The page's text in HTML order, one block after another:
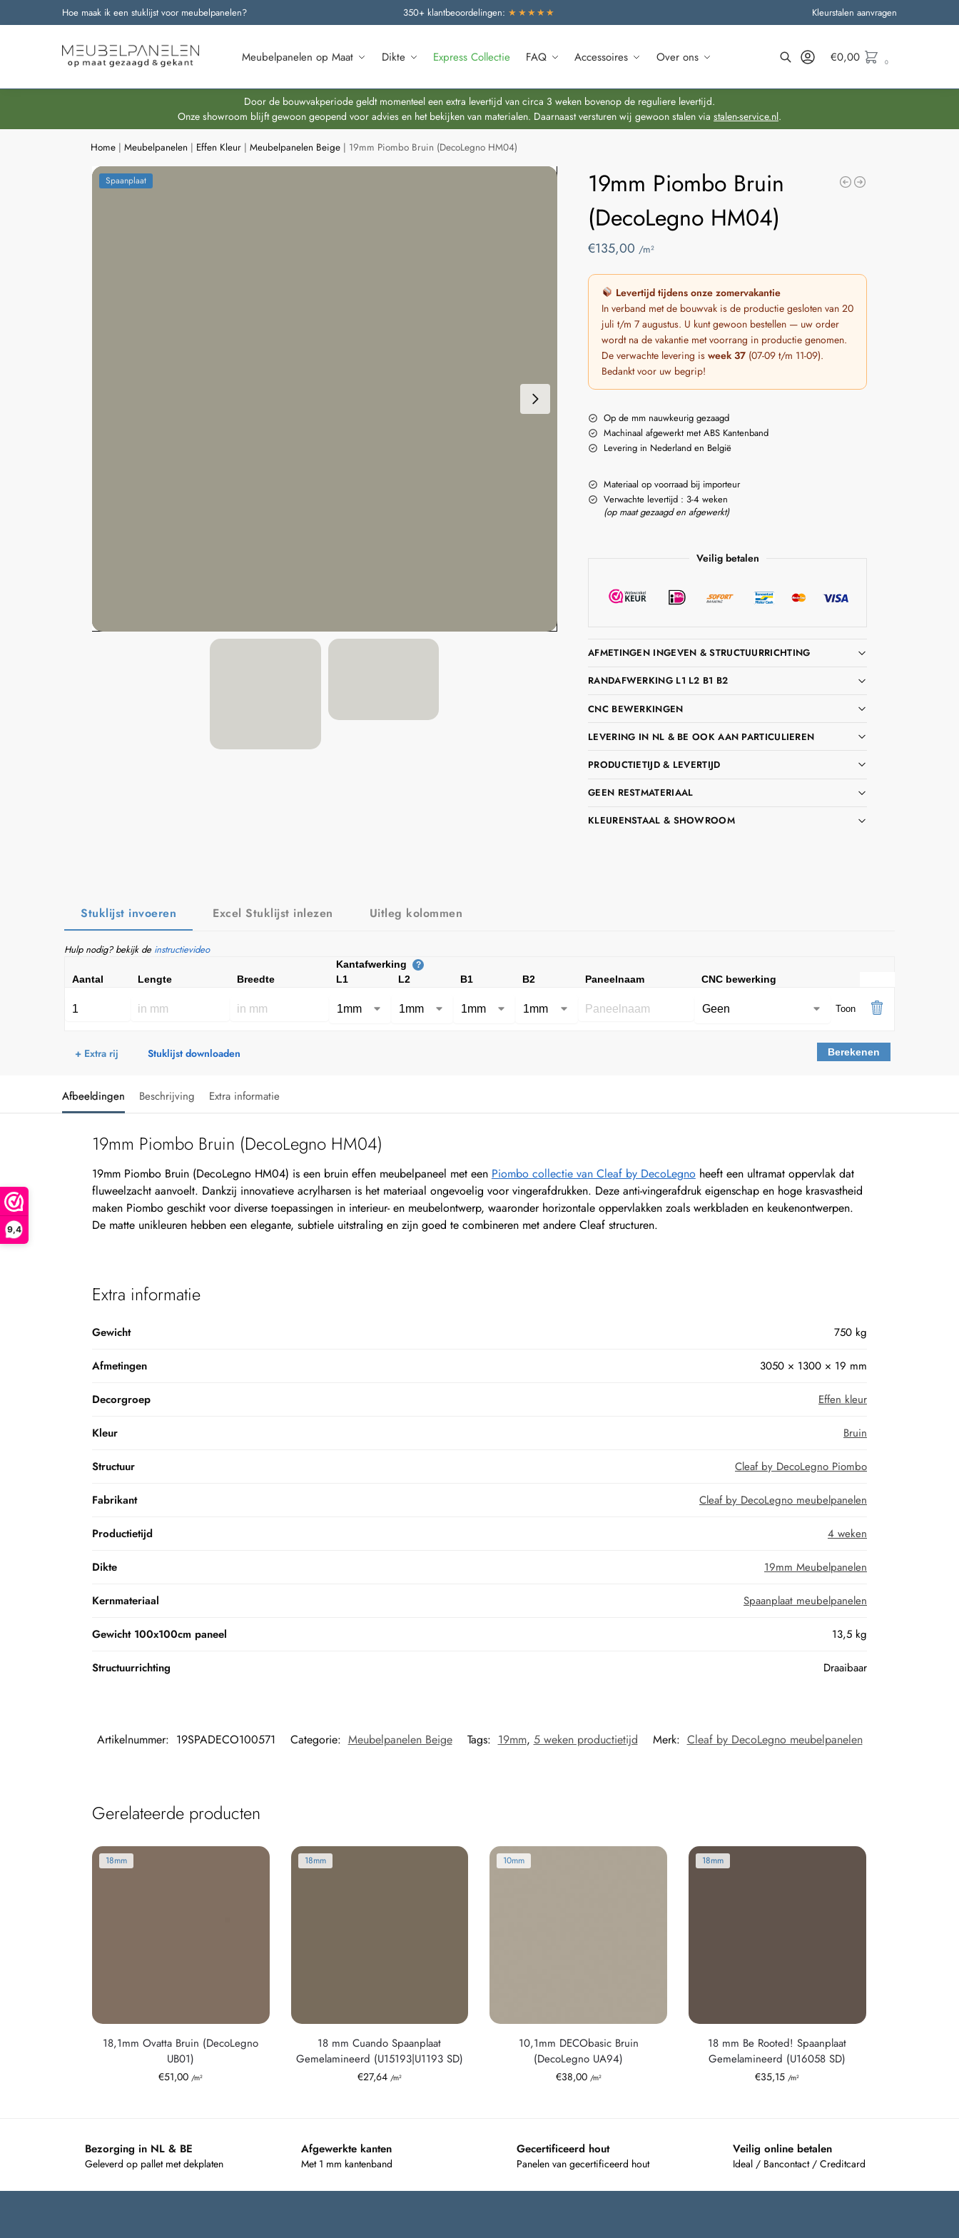
9,4
Hoe maak ik een stuklijst voor meubelpanelen? 350+ klantbeoordelingen: ★★★★★ Kleurstalen aanvragen
Meubelpanelen op Maat Dikte Express Collectie FAQ Accessoires Over ons
Onze nieuwste producten
€0,00 0
Door de bouwvakperiode geldt momenteel een extra levertijd van circa 3 weken bovenop de reguliere levertijd.
Onze showroom blijft gewoon geopend voor advies en het bekijken van materialen. Daarnaast versturen wij gewoon stalen via stalen-service.nl.
Home |Meubelpanelen | Effen Kleur |Meubelpanelen Beige | 19mm Piombo Bruin (DecoLegno HM04)
Spaanplaat
19mm Piombo Bruin
(DecoLegno HM04)
€135,00 /m²
Levertijd tijdens onze zomervakantie
In verband met de bouwvak is de productie gesloten van 20
juli t/m 7 augustus. U kunt gewoon bestellen — uw order
wordt na de vakantie met voorrang in productie genomen.
De verwachte levering isweek 37 (07-09 t/m 11-09).
Bedankt voor uw begrip!
Op de mm nauwkeurig gezaagd
Machinaal afgewerkt met ABS Kantenband
Levering in Nederland en België
Materiaal op voorraad bij importeur
Verwachte levertijd : 3-4 weken
(op maat gezaagd en afgewerkt)
Veilig betalen
AFMETINGEN INGEVEN & STRUCTUURRICHTING
RANDAFWERKING L1 L2 B1 B2
CNC BEWERKINGEN
LEVERING IN NL & BE OOK AAN PARTICULIEREN
PRODUCTIETIJD & LEVERTIJD
GEEN RESTMATERIAAL
KLEURENSTAAL & SHOWROOM
Stuklijst invoeren Excel Stuklijst inlezen Uitleg kolommen
Hulp nodig? bekijk de instructievideo
Kantafwerking ?
Aantal Lengte Breedte L1 L2 B1 B2 Paneelnaam CNC bewerking
Toon
+ Extra rij Stuklijst downloaden Berekenen
Afbeeldingen Beschrijving Extra informatie
19mm Piombo Bruin (DecoLegno HM04)
19mm Piombo Bruin (DecoLegno HM04) is een bruin effen meubelpaneel met een Piombo collectie van Cleaf by DecoLegnoheeft een ultramat oppervlak dat
fluweelzacht aanvoelt. Dankzij innovatieve acrylharsen is het materiaal ongevoelig voor vingerafdrukken. Deze anti-vingerafdruk eigenschap en hoge krasvastheid
maken Piombo geschikt voor diverse toepassingen in interieur- en meubelontwerp, waaronder horizontale oppervlakken zoals werkbladen en keukenontwerpen.
De matte unikleuren hebben een elegante, subtiele uitstraling en zijn goed te combineren met andere Cleaf structuren.
Extra informatie
Gewicht 750 kg
Afmetingen 3050 × 1300 × 19 mm
Decorgroep Effen kleur
Kleur Bruin
Structuur Cleaf by DecoLegno Piombo
Fabrikant Cleaf by DecoLegno meubelpanelen
Productietijd 4 weken
Dikte 19mm Meubelpanelen
Kernmateriaal Spaanplaat meubelpanelen
Gewicht 100x100cm paneel 13,5 kg
Structuurrichting Draaibaar
Artikelnummer: 19SPADECO100571 Categorie: Meubelpanelen Beige Tags: 19mm, 5 weken productietijd Merk: Cleaf by DecoLegno meubelpanelen
Gerelateerde producten
18mm
18,1mm Ovatta Bruin (DecoLegno
UB01)
€51,00 /m²
18mm
18 mm Cuando Spaanplaat
Gemelamineerd (U15193|U1193 SD)
€27,64 /m²
10mm
10,1mm DECObasic Bruin
(DecoLegno UA94)
€38,00 /m²
18mm
18 mm Be Rooted! Spaanplaat
Gemelamineerd (U16058 SD)
€35,15 /m²
Bezorging in NL & BE
Geleverd op pallet met dekplaten
Afgewerkte kanten
Met 1 mm kantenband
Gecertificeerd hout
Panelen van gecertificeerd hout
Veilig online betalen
Ideal / Bancontact / Creditcard